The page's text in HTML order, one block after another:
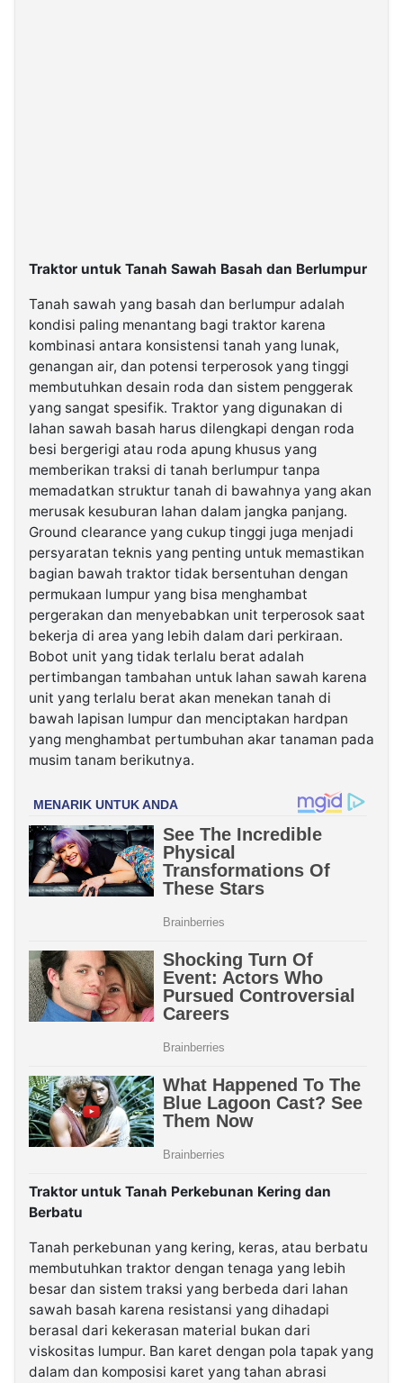
Traktor untuk Tanah Sawah Basah dan Berlumpur
Tanah sawah yang basah dan berlumpur adalah
kondisi paling menantang bagi traktor karena
kombinasi antara konsistensi tanah yang lunak,
genangan air, dan potensi terperosok yang tinggi
membutuhkan desain roda dan sistem penggerak
yang sangat spesifik. Traktor yang digunakan di
lahan sawah basah harus dilengkapi dengan roda
besi bergerigi atau roda apung khusus yang
memberikan traksi di tanah berlumpur tanpa
memadatkan struktur tanah di bawahnya yang akan
merusak kesuburan lahan dalam jangka panjang.
Ground clearance yang cukup tinggi juga menjadi
persyaratan teknis yang penting untuk memastikan
bagian bawah traktor tidak bersentuhan dengan
permukaan lumpur yang bisa menghambat
pergerakan dan menyebabkan unit terperosok saat
bekerja di area yang lebih dalam dari perkiraan.
Bobot unit yang tidak terlalu berat adalah
pertimbangan tambahan untuk lahan sawah karena
unit yang terlalu berat akan menekan tanah di
bawah lapisan lumpur dan menciptakan hardpan
yang menghambat pertumbuhan akar tanaman pada
musim tanam berikutnya.
Traktor untuk Tanah Perkebunan Kering dan
Berbatu
Tanah perkebunan yang kering, keras, atau berbatu
membutuhkan traktor dengan tenaga yang lebih
besar dan sistem traksi yang berbeda dari lahan
sawah basah karena resistansi yang dihadapi
berasal dari kekerasan material bukan dari
viskositas lumpur. Ban karet dengan pola tapak yang
dalam dan komposisi karet yang tahan abrasi